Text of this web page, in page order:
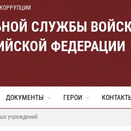
СЛУЖБЫ
ФЕДЕРАЦИИ
ДОКУМЕНТЫ ГЕРОИ
учреждений